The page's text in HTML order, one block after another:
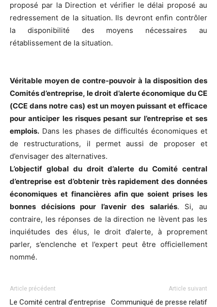
proposé par la Direction et vérifier le délai proposé au
redressement de la situation. Ils devront enfin contrôler
la disponibilité des moyens nécessaires au
rétablissement de la situation.
Véritable moyen de contre-pouvoir à la disposition des
Comités d’entreprise, le droit d’alerte économique du CE
(CCE dans notre cas) est un moyen puissant et efficace
pour anticiper les risques pesant sur l’entreprise et ses
emplois. Dans les phases de difficultés économiques et
de restructurations, il permet aussi de proposer et
d’envisager des alternatives.
L’objectif global du droit d’alerte du Comité central
d’entreprise est d’obtenir très rapidement des données
économiques et financières afin que soient prises les
bonnes décisions pour l’avenir des salariés. Si, au
contraire, les réponses de la direction ne lèvent pas les
inquiétudes des élus, le droit d’alerte, à proprement
parler, s’enclenche et l’expert peut être officiellement
nommé.
Article précédent
Le Comité central d’entreprise
Article suivant
Communiqué de presse relatif